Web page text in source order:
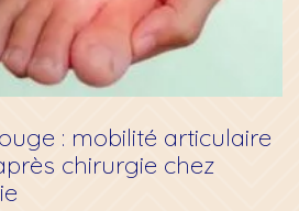
: mobilité articulaire
chirurgie chez